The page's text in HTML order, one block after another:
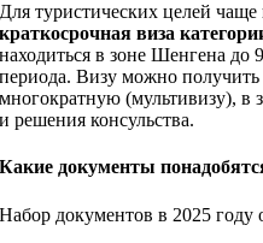
Для туристических целей чаще
краткосрочная виза
находиться в зоне Шенгена до
периода. Визу можно
многократную (мультивизу), в
и решения консульства.
Какие документы
Набор документов в 2025 году